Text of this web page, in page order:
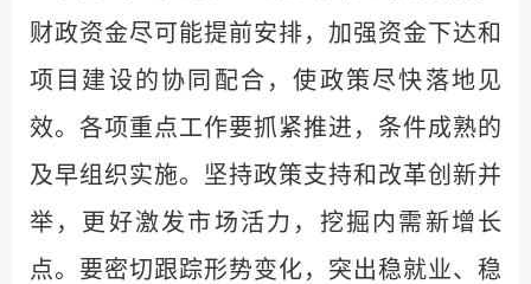
财政资金尽可能提前安排，加强资金下达和
项目建设的协同配合，使政策尽快落地见
效。各项重点工作要抓紧推进，条件成熟的
及早组织实施。坚持政策支持和改革创新并
举，更好激发市场活力，挖掘内需新增长
点。要密切跟踪形势变化，突出稳就业、稳